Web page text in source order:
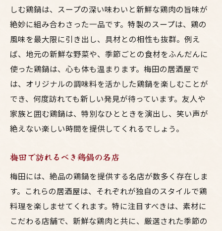
しむ鶏鍋は、スープの深い味わいと新鮮な鶏肉の旨味が
絶妙に組み合わさった一品です。特製のスープは、鶏の
風味を最大限に引き出し、具材との相性も抜群。例え
ば、地元の新鮮な野菜や、季節ごとの食材をふんだんに
使った鶏鍋は、心も体も温まります。梅田の居酒屋で
は、オリジナルの調味料を活かした鶏鍋を楽しむことが
でき、何度訪れても新しい発見が待っています。友人や
家族と囲む鶏鍋は、特別なひとときを演出し、笑い声が
絶えない楽しい時間を提供してくれるでしょう。
梅田で訪れるべき鶏鍋の名店
梅田には、絶品の鶏鍋を提供する名店が数多く存在しま
す。これらの居酒屋は、それぞれが独自のスタイルで鶏
料理を楽しませてくれます。特に注目すべきは、素材に
こだわる店舗で、新鮮な鶏肉と共に、厳選された季節の